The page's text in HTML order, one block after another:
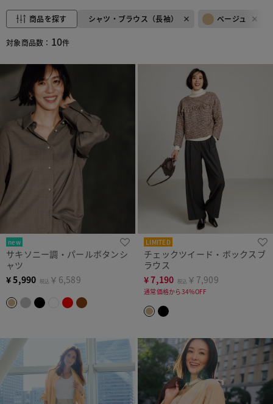
商品を探す シャツ・ブラウス（長袖） ベージュ
対象商品数： 10件
new
サキソニー調・パールボタンシ
ャツ
¥5,990 税込 ￥6,589
LIMITED
チェックツイード・ボックスブ
ラウス
¥7,190 税込 ￥7,909
通常価格から34%OFF